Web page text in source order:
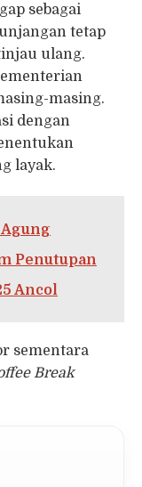
sebagai
tetap
ulang.
masing.
dengan
layak.
Penutupan
Ancol
sementara
Break